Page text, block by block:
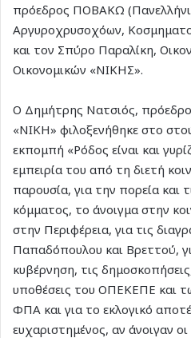
πρόεδρος ΠΟΒΑΚΩ
Αργυροχρυσοχόων,
και τον Σπύρο Παραλίκη,
Οικονομικών «ΝΙΚΗΣ».
Ο Δημήτρης Νατσιός,
«ΝΙΚΗ» φιλοξενήθηκε στο
εκπομπή «Ρόδος είναι και
εμπειρία του από τη διετή
παρουσία, για την πορεία και
κόμματος, το άνοιγμα στην
στην Περιφέρεια, για τις
Παπαδόπουλου και Βρεττού,
κυβέρνηση, τις
υποθέσεις του ΟΠΕΚΕΠΕ και
ΦΠΑ και για το εκλογικό
ευχαριστημένος, αν άνοιγαν